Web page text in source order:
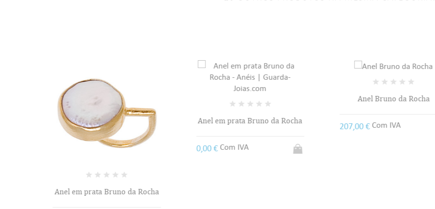
Anel em prata Bruno da Rocha
Com IVA
Anel Bruno da Rocha
207,00 €Com IVA